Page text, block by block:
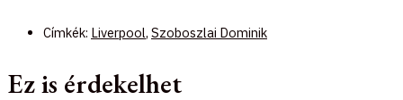
Címkék: Liverpool, Szoboszlai Dominik
Ez is érdekelhet